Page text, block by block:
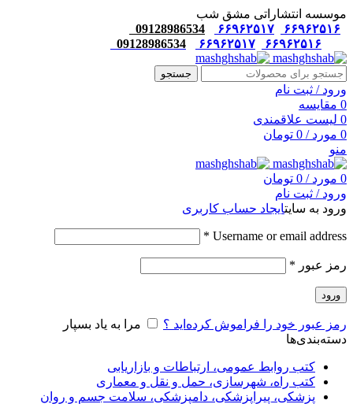
موسسه انتشاراتی مشق شب
۶۶۹۶۲۵۱۶
۶۶۹۶۲۵۱۷
09128986534
۶۶۹۶۲۵۱۶
۶۶۹۶۲۵۱۷ 09128986534
جستجو
ورود / ثبت نام
0 مقایسه
0 لیست علاقمندی
0 مورد /
0 تومان
منو
0 مورد /
0 تومان
ورود / ثبت نام
ورود به سایتایجاد حساب کاربری
Username or email address
*
رمز عبور *
ورود
رمز عبور خود را فراموش کرده‌اید ؟
مرا به یاد بسپار
دسته‌بندی‌ها
کتب روابط عمومی، ارتباطات و بازاریابی
کتب راه، شهرسازی، حمل و نقل و معماری
پزشکی، پیراپزشکی، دامپزشکی، سلامت جسم و روان